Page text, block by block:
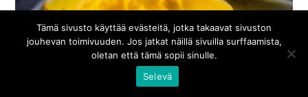
Tämä sivusto käyttää evästeitä, jotka takaavat sivuston
jouhevan toimivuuden. Jos jatkat näillä sivuilla surffaamista,
oletan että tämä sopii sinulle.
Selevä